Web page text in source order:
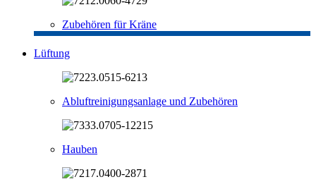
Zubehören für Kräne
Lüftung
Abluftreinigungsanlage und Zubehören
Hauben